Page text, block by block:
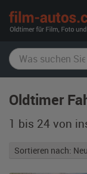
Oldtimer
1 bis 24 von